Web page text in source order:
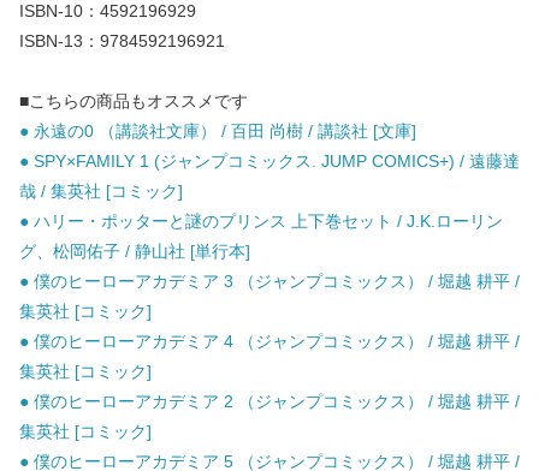
ISBN-10：4592196929
ISBN-13：9784592196921
■こちらの商品もオススメです
● 永遠の0 （講談社文庫） / 百田 尚樹 / 講談社 [文庫]
● SPY×FAMILY 1 (ジャンプコミックス. JUMP COMICS+) / 遠藤達
哉 / 集英社 [コミック]
● ハリー・ポッターと謎のプリンス 上下巻セット / J.K.ローリン
グ、松岡佑子 / 静山社 [単行本]
● 僕のヒーローアカデミア 3 （ジャンプコミックス） / 堀越 耕平 /
集英社 [コミック]
● 僕のヒーローアカデミア 4 （ジャンプコミックス） / 堀越 耕平 /
集英社 [コミック]
● 僕のヒーローアカデミア 2 （ジャンプコミックス） / 堀越 耕平 /
集英社 [コミック]
● 僕のヒーローアカデミア 5 （ジャンプコミックス） / 堀越 耕平 /